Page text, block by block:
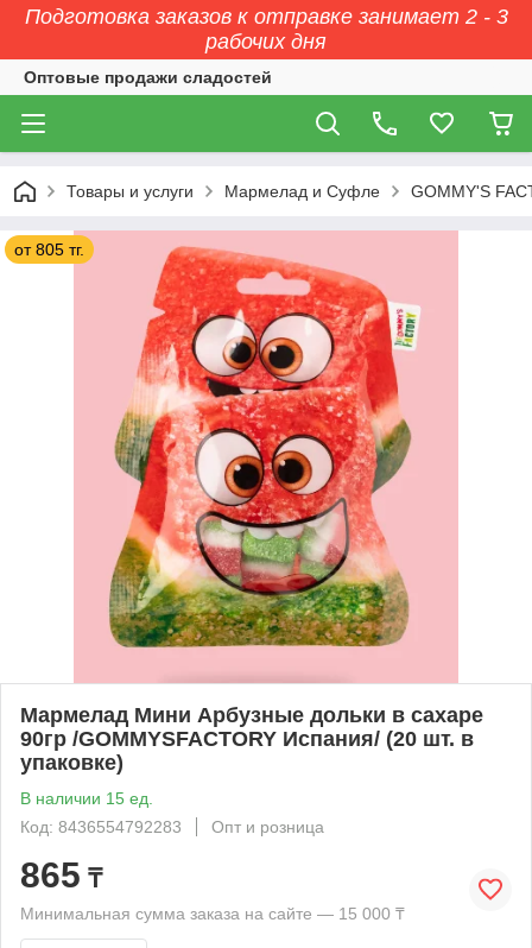
Подготовка заказов к отправке занимает 2 - 3
рабочих дня
Оптовые продажи сладостей
Товары и услуги Мармелад и Суфле GOMMY'S
от 805 тг.
Мармелад Мини Арбузные дольки в сахаре
90гр /GOMMYSFACTORY Испания/ (20 шт. в
упаковке)
В наличии 15 ед.
Код: 8436554792283
Опт и розница
865 ₸
Минимальная сумма заказа на сайте — 15 000 ₸